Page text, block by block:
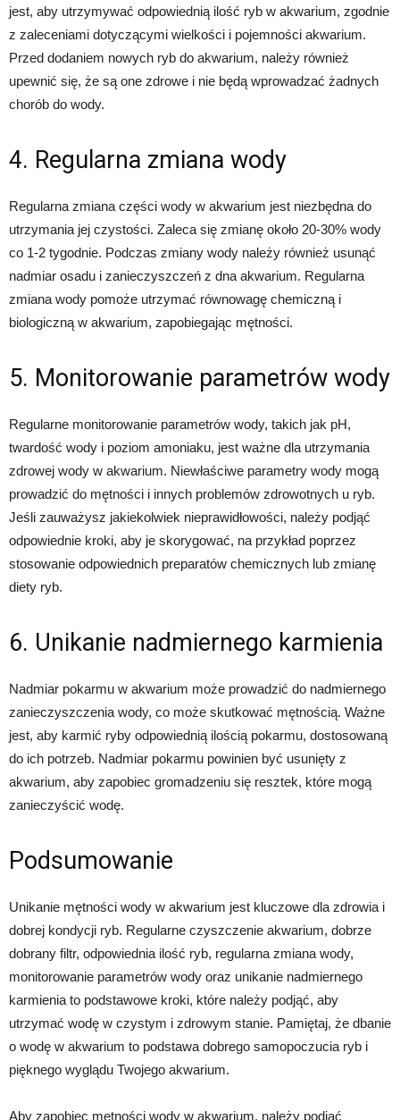
jest, aby utrzymywać odpowiednią ilość ryb w akwarium, zgodnie
z zaleceniami dotyczącymi wielkości i pojemności akwarium.
Przed dodaniem nowych ryb do akwarium, należy również
upewnić się, że są one zdrowe i nie będą wprowadzać żadnych
chorób do wody.
4. Regularna zmiana wody
Regularna zmiana części wody w akwarium jest niezbędna do
utrzymania jej czystości. Zaleca się zmianę około 20-30% wody
co 1-2 tygodnie. Podczas zmiany wody należy również usunąć
nadmiar osadu i zanieczyszczeń z dna akwarium. Regularna
zmiana wody pomoże utrzymać równowagę chemiczną i
biologiczną w akwarium, zapobiegając mętności.
5. Monitorowanie parametrów wody
Regularne monitorowanie parametrów wody, takich jak pH,
twardość wody i poziom amoniaku, jest ważne dla utrzymania
zdrowej wody w akwarium. Niewłaściwe parametry wody mogą
prowadzić do mętności i innych problemów zdrowotnych u ryb.
Jeśli zauważysz jakiekolwiek nieprawidłowości, należy podjąć
odpowiednie kroki, aby je skorygować, na przykład poprzez
stosowanie odpowiednich preparatów chemicznych lub zmianę
diety ryb.
6. Unikanie nadmiernego karmienia
Nadmiar pokarmu w akwarium może prowadzić do nadmiernego
zanieczyszczenia wody, co może skutkować mętnością. Ważne
jest, aby karmić ryby odpowiednią ilością pokarmu, dostosowaną
do ich potrzeb. Nadmiar pokarmu powinien być usunięty z
akwarium, aby zapobiec gromadzeniu się resztek, które mogą
zanieczyścić wodę.
Podsumowanie
Unikanie mętności wody w akwarium jest kluczowe dla zdrowia i
dobrej kondycji ryb. Regularne czyszczenie akwarium, dobrze
dobrany filtr, odpowiednia ilość ryb, regularna zmiana wody,
monitorowanie parametrów wody oraz unikanie nadmiernego
karmienia to podstawowe kroki, które należy podjąć, aby
utrzymać wodę w czystym i zdrowym stanie. Pamiętaj, że dbanie
o wodę w akwarium to podstawa dobrego samopoczucia ryb i
pięknego wyglądu Twojego akwarium.
Aby zapobiec mętności wody w akwarium, należy podjąć